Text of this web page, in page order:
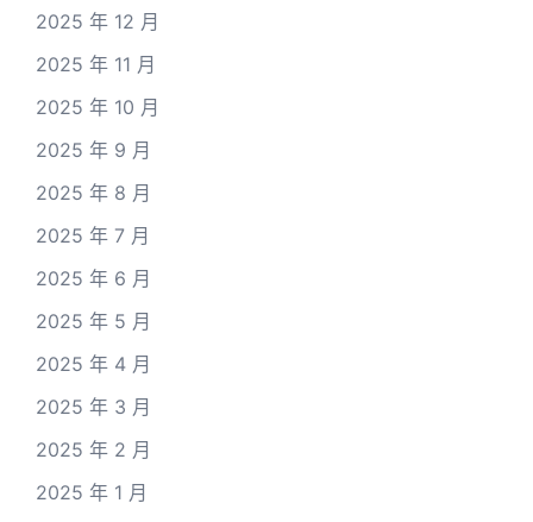
2025 年 12 月
2025 年 11 月
2025 年 10 月
2025 年 9 月
2025 年 8 月
2025 年 7 月
2025 年 6 月
2025 年 5 月
2025 年 4 月
2025 年 3 月
2025 年 2 月
2025 年 1 月